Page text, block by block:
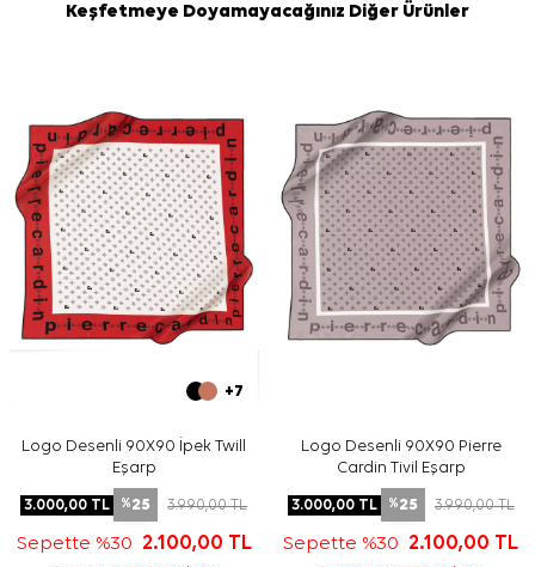
Keşfetmeye Doyamayacağınız Diğer Ürünler
+7
Logo Desenli 90X90 İpek Twill
Eşarp
3.000,00 TL %25 3.990,00TL
Sepette %30 2.100,00 TL
Logo Desenli 90X90 Pierre
Cardin Tivil Eşarp
3.000,00TL %25 3.990,00TL
Sepette %30 2.100,00 TL